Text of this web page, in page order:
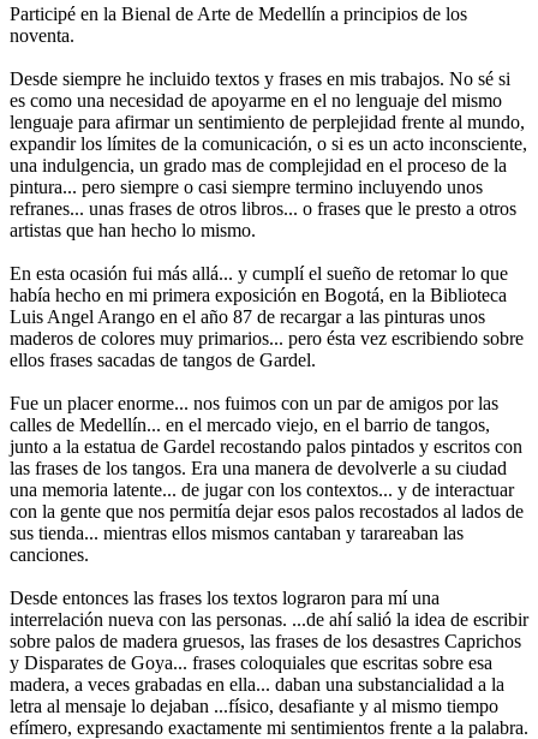
Participé en la Bienal de Arte de Medellín a principios de los
noventa.
Desde siempre he incluido textos y frases en mis trabajos. No sé si
es como una necesidad de apoyarme en el no lenguaje del mismo
lenguaje para afirmar un sentimiento de perplejidad frente al mundo,
expandir los límites de la comunicación, o si es un acto inconsciente,
una indulgencia, un grado mas de complejidad en el proceso de la
pintura... pero siempre o casi siempre termino incluyendo unos
refranes... unas frases de otros libros... o frases que le presto a otros
artistas que han hecho lo mismo.
En esta ocasión fui más allá... y cumplí el sueño de retomar lo que
había hecho en mi primera exposición en Bogotá, en la Biblioteca
Luis Angel Arango en el año 87 de recargar a las pinturas unos
maderos de colores muy primarios... pero ésta vez escribiendo sobre
ellos frases sacadas de tangos de Gardel.
Fue un placer enorme... nos fuimos con un par de amigos por las
calles de Medellín... en el mercado viejo, en el barrio de tangos,
junto a la estatua de Gardel recostando palos pintados y escritos con
las frases de los tangos. Era una manera de devolverle a su ciudad
una memoria latente... de jugar con los contextos... y de interactuar
con la gente que nos permitía dejar esos palos recostados al lados de
sus tienda... mientras ellos mismos cantaban y tarareaban las
canciones.
Desde entonces las frases los textos lograron para mí una
interrelación nueva con las personas. ...de ahí salió la idea de escribir
sobre palos de madera gruesos, las frases de los desastres Caprichos
y Disparates de Goya... frases coloquiales que escritas sobre esa
madera, a veces grabadas en ella... daban una substancialidad a la
letra al mensaje lo dejaban ...físico, desafiante y al mismo tiempo
efímero, expresando exactamente mi sentimientos frente a la palabra.